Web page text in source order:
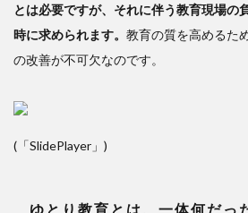
とは必要ですが、それに伴う教育現場の
時に求められます。 教育の質を高めるた
の改善が不可欠なのです。
(「SlidePlayer」)
ゆとり教育とは、一体何だっ